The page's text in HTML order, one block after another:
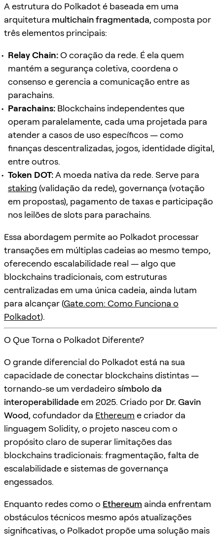
A estrutura do Polkadot é baseada em uma
arquitetura multichain fragmentada, composta por
três elementos principais:
Relay Chain:O coração da rede. É ela quem
mantém a segurança coletiva, coordena o
consenso e gerencia a comunicação entre as
parachains.
Parachains: Blockchains independentes que
operam paralelamente, cada uma projetada para
atender a casos de uso específicos — como
finanças descentralizadas, jogos, identidade digital,
entre outros.
Token DOT:A moeda nativa da rede. Serve para
staking (validação da rede), governança (votação
em propostas), pagamento de taxas e participação
nos leilões de slots para parachains.
Essa abordagem permite ao Polkadot processar
transações em múltiplas cadeias ao mesmo tempo,
oferecendo escalabilidade real — algo que
blockchains tradicionais, com estruturas
centralizadas em uma única cadeia, ainda lutam
para alcançar (Gate.com: Como Funciona o
Polkadot).
O Que Torna o Polkadot Diferente?
O grande diferencial do Polkadot está na sua
capacidade de conectar blockchains distintas —
tornando-se um verdadeiro símbolo da
interoperabilidadeem 2025. Criado por Dr. Gavin
Wood, cofundador da Ethereum e criador da
linguagem Solidity, o projeto nasceu com o
propósito claro de superar limitações das
blockchains tradicionais: fragmentação, falta de
escalabilidade e sistemas de governança
engessados.
Enquanto redes como o Ethereum ainda enfrentam
obstáculos técnicos mesmo após atualizações
significativas, o Polkadot propõe uma solução mais